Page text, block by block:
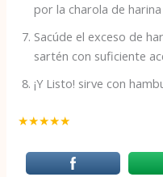
por la charola de
Sacúde el exceso de
sartén con suficiente
¡Y Listo! sirve con
★★★★★